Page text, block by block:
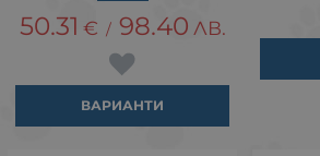
50.31 € / 98.40 ЛВ.
ВАРИАНТИ